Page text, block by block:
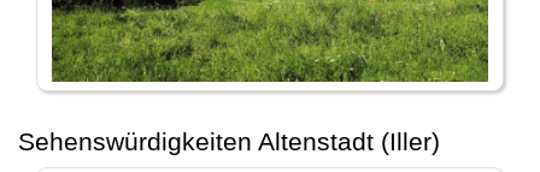
Sehenswürdigkeiten Altenstadt (Iller)